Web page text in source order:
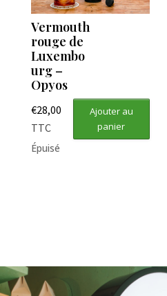
Vermouth
rouge de
Luxembo
urg –
Opyos
€28,00
TTC
Ajouter au
panier
Épuisé